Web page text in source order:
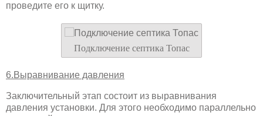
проведите его к щитку.
Подключение септика Топас
6.Выравнивание давления
Заключительный этап состоит из выравнивания
давления установки. Для этого необходимо параллельно